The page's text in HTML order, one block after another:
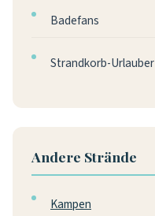
Badefans
Strandkorb-Urlauber
Andere Strände
Kampen